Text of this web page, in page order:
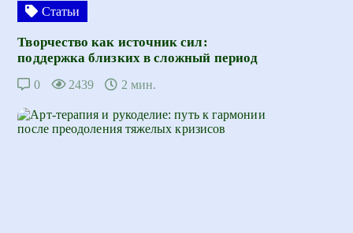
Статьи
Творчество как источник сил:
поддержка близких в сложный период
0 2439 2 мин.